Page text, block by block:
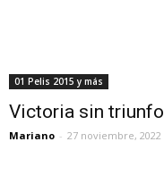
01 Pelis 2015 y más
Victoria sin triunfo
Mariano - 27 noviembre, 2022